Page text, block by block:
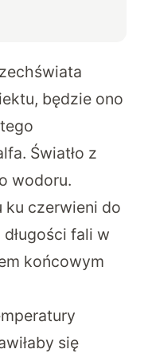
będzie ono
Światło z
wodoru.
ku czerwieni do
fali w
końcowym
się